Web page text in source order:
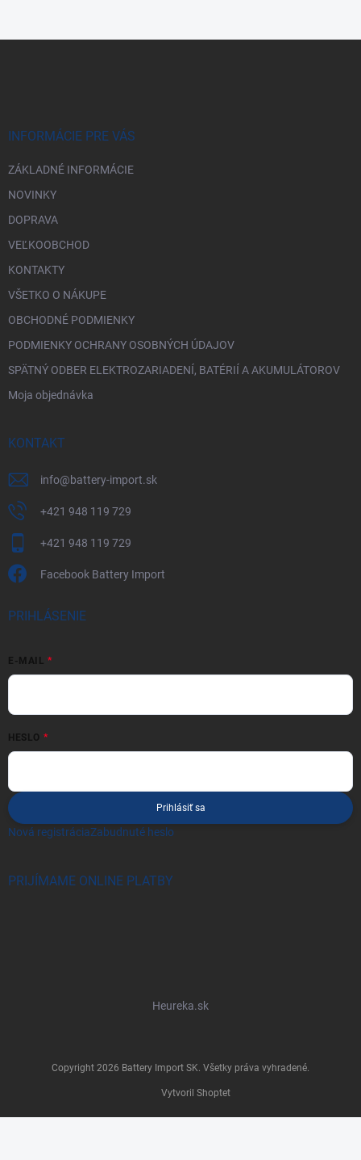
INFORMÁCIE PRE VÁS
ZÁKLADNÉ INFORMÁCIE
NOVINKY
DOPRAVA
VEĽKOOBCHOD
KONTAKTY
VŠETKO O NÁKUPE
OBCHODNÉ PODMIENKY
PODMIENKY OCHRANY OSOBNÝCH ÚDAJOV
SPÄTNÝ ODBER ELEKTROZARIADENÍ, BATÉRIÍ A AKUMULÁTOROV
Moja objednávka
KONTAKT
info@battery-import.sk
+421 948 119 729
+421 948 119 729
Facebook Battery Import
PRIHLÁSENIE
E-MAIL
HESLO
Prihlásiť sa
Nová registráciaZabudnuté heslo
PRIJÍMAME ONLINE PLATBY
Heureka.sk
Vytvoril Shoptet
Copyright 2026 Battery Import SK . Všetky práva vyhradené.